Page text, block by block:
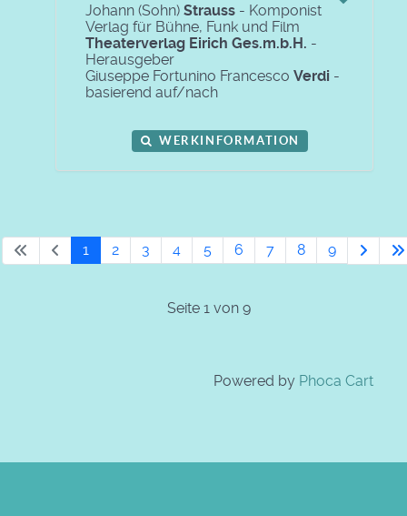
Johann (Sohn) Strauss - Komponist
Verlag für Bühne, Funk und Film
Theaterverlag Eirich Ges.m.b.H. -
Herausgeber
Giuseppe Fortunino Francesco Verdi -
basierend auf/nach
WERKINFORMATION
1 2 3 4 5 6 7 8 9
Seite 1 von 9
Powered by Phoca Cart